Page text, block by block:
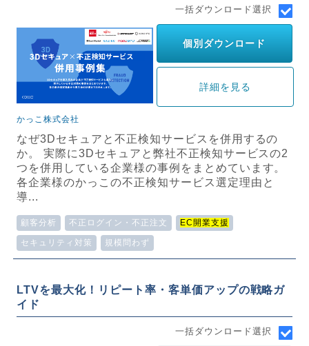
一括ダウンロード選択
個別ダウンロード
詳細を見る
かっこ株式会社
なぜ3Dセキュアと不正検知サービスを併用するの
か。 実際に3Dセキュアと弊社不正検知サービスの2
つを併用している企業様の事例をまとめています。
各企業様のかっこの不正検知サービス選定理由と
導...
顧客分析 不正ログイン・不正注文 EC開業支援
セキュリティ対策 規模問わず
LTVを最大化！リピート率・客単価アップの戦略ガ
イド
一括ダウンロード選択